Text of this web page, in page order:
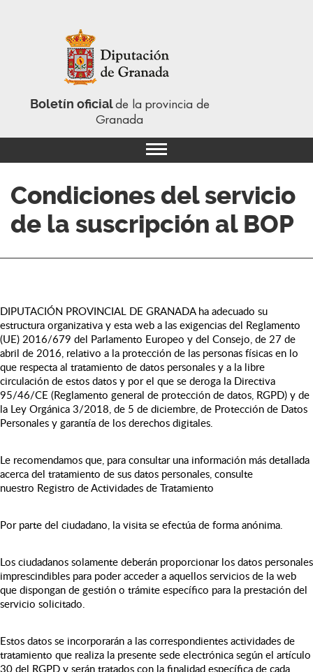
Boletín oficialde la provincia de
Granada
Condiciones del servicio
de la suscripción al BOP
DIPUTACIÓN PROVINCIAL DE GRANADA ha adecuado su
estructura organizativa y esta web a las exigencias del Reglamento
(UE) 2016/679 del Parlamento Europeo y del Consejo, de 27 de
abril de 2016, relativo a la protección de las personas físicas en lo
que respecta al tratamiento de datos personales y a la libre
circulación de estos datos y por el que se deroga la Directiva
95/46/CE (Reglamento general de protección de datos, RGPD) y de
la Ley Orgánica 3/2018, de 5 de diciembre, de Protección de Datos
Personales y garantía de los derechos digitales.
Le recomendamos que, para consultar una información más detallada
acerca del tratamiento de sus datos personales, consulte
nuestro Registro de Actividades de Tratamiento
Por parte del ciudadano, la visita se efectúa de forma anónima.
Los ciudadanos solamente deberán proporcionar los datos personales
imprescindibles para poder acceder a aquellos servicios de la web
que dispongan de gestión o trámite específico para la prestación del
servicio solicitado.
Estos datos se incorporarán a las correspondientes actividades de
tratamiento que realiza la presente sede electrónica según el artículo
30 del RGPD y serán tratados con la finalidad específica de cada